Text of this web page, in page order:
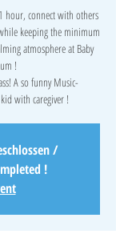
hour, connect with others
keeping the minimum
atmosphere at Baby
!
A so funny Music-
/
!